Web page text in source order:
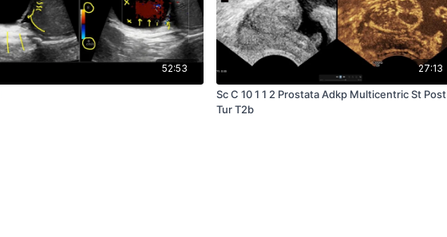
52:53 27:13
Sc C 10 1 1 2 Prostata Adkp Multicentric St Post
Tur T2b